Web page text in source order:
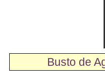
Busto de